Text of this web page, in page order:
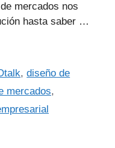
mercados nos
hasta saber …
,diseño de
mercados,